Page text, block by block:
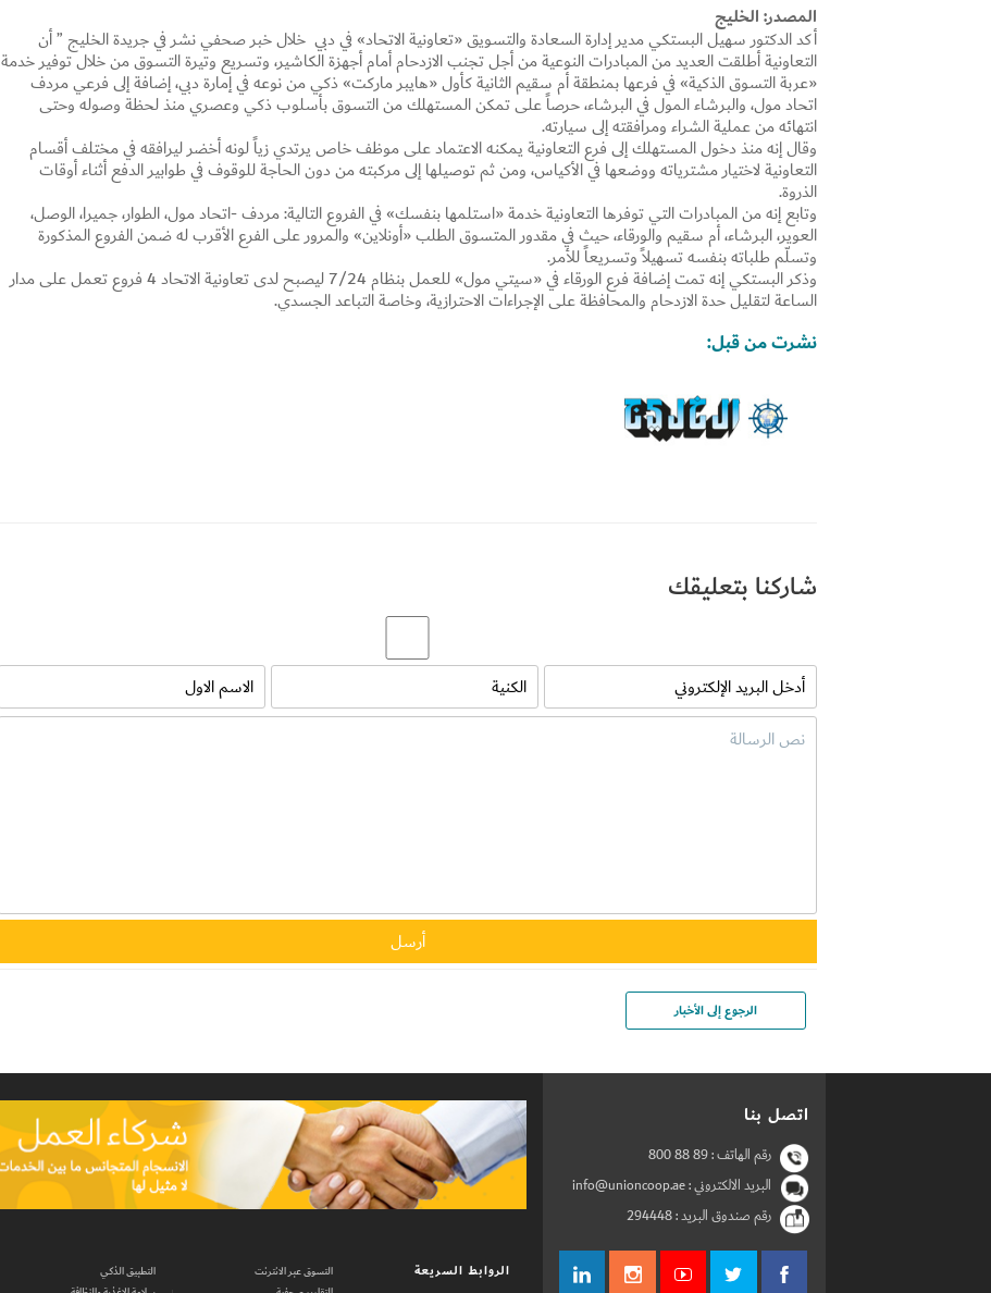
المصدر: الخليج
أكد الدكتور سهيل البستكي مدير إدارة السعادة والتسويق «تعاونية الاتحاد» في دبي خلال خبر صحفي نشر في جريدة الخليج ” أن
التعاونية أطلقت العديد من المبادرات النوعية من أجل تجنب الازدحام أمام أجهزة الكاشير، وتسريع وتيرة التسوق من خلال توفير خدمة
«عربة التسوق الذكية» في فرعها بمنطقة أم سقيم الثانية كأول «هايبر ماركت» ذكي من نوعه في إمارة دبي، إضافة إلى فرعي مردف
اتحاد مول، والبرشاء المول في البرشاء، حرصاً على تمكن المستهلك من التسوق بأسلوب ذكي وعصري منذ لحظة وصوله وحتى
انتهائه من عملية الشراء ومرافقته إلى سيارته.
وقال إنه منذ دخول المستهلك إلى فرع التعاونية يمكنه الاعتماد على موظف خاص يرتدي زياً لونه أخضر ليرافقه في مختلف أقسام
التعاونية لاختيار مشترياته ووضعها في الأكياس، ومن ثم توصيلها إلى مركبته من دون الحاجة للوقوف في طوابير الدفع أثناء أوقات
الذروة.
وتابع إنه من المبادرات التي توفرها التعاونية خدمة «استلمها بنفسك» في الفروع التالية: مردف -اتحاد مول، الطوار، جميرا، الوصل،
العوير، البرشاء، أم سقيم والورقاء، حيث في مقدور المتسوق الطلب «أونلاين» والمرور على الفرع الأقرب له ضمن الفروع المذكورة
وتسلّم طلباته بنفسه تسهيلاً وتسريعاً للأمر.
وذكر البستكي إنه تمت إضافة فرع الورقاء في «سيتي مول» للعمل بنظام 7/24 ليصبح لدى تعاونية الاتحاد 4 فروع تعمل على مدار
الساعة لتقليل حدة الازدحام والمحافظة على الإجراءات الاحترازية، وخاصة التباعد الجسدي.
نشرت من قبل:
شاركنا بتعليقك
الرجوع إلى الأخبار
اتصل بنا
رقم الهاتف :800 88 89
البريد الالكتروني : info@unioncoop.ae
رقم صندوق البريد :294448
الروابط السريعة
التسوق عبر الانترنت
التطبيق الذكي